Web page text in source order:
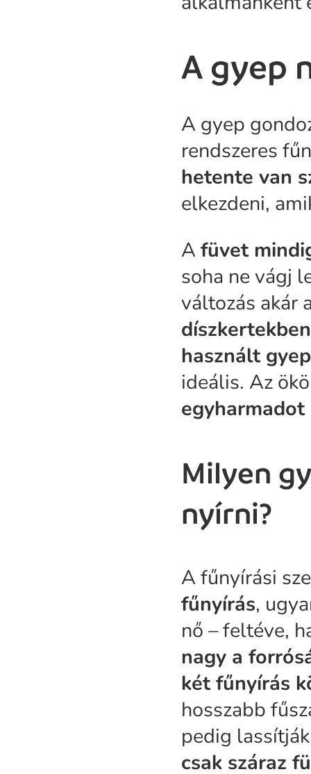
A gyep
A gyep
rendszeres
hetente van
elkezdeni,
Afüvet
soha ne vágj
változás akár
használt
ideális. Az
Milyen
nyírni?
A fűnyírási
fűnyírás,
nő – feltéve,
nagy a
két fűnyírás
hosszabb
pedig
csak száraz